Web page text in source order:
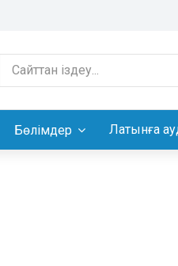
Бөлімдер Латынға